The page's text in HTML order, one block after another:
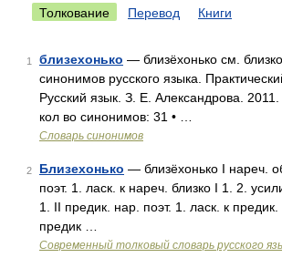
Толкование Перевод Книги
1 близехонько — близёхонько см.
синонимов русского языка.
Русский язык. З. Е. Александрова. 2011.
кол во синонимов: 31 • …
Словарь синонимов
2 Близехонько — близёхонько I нареч.
поэт. 1. ласк. к нареч. близко I 1. 2.
1. II предик. нар. поэт. 1. ласк. к предик.
предик …
Современный толковый словарь русского